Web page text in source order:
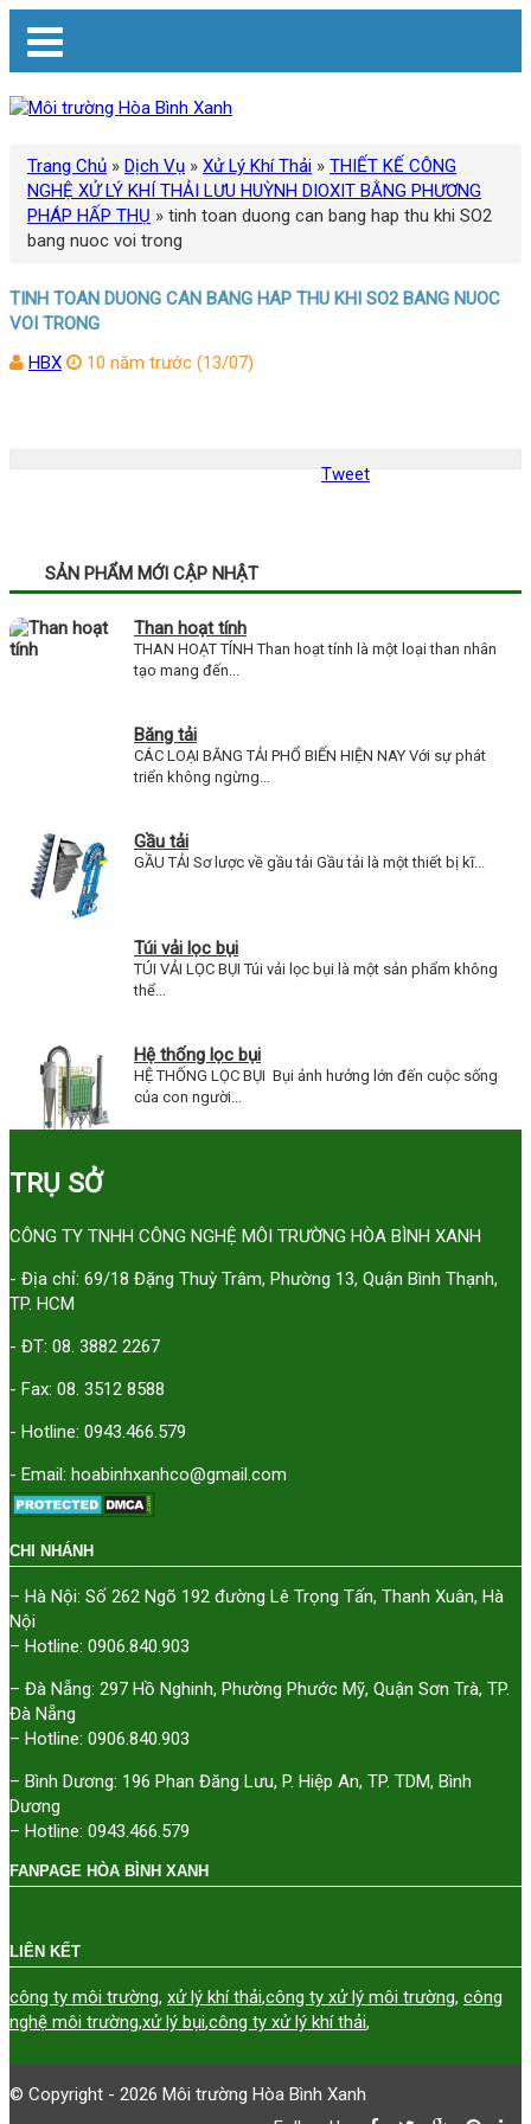
Trang Chủ » Dịch Vụ » Xử Lý Khí Thải » THIẾT KẾ CÔNG
NGHỆ XỬ LÝ KHÍ THẢI LƯU HUỲNH DIOXIT BẰNG PHƯƠNG
PHÁP HẤP THỤ » tinh toan duong can bang hap thu khi SO2
bang nuoc voi trong
TINH TOAN DUONG CAN BANG HAP THU KHI SO2 BANG NUOC
VOI TRONG
HBX
10 năm trước (13/07)
Tweet
SẢN PHẨM MỚI CẬP NHẬT
Than hoạt tính
THAN HOẠT TÍNH Than hoạt tính là một loại than nhân
tạo mang đến...
Băng tải
CÁC LOẠI BĂNG TẢI PHỔ BIẾN HIỆN NAY Với sự phát
triển không ngừng...
Gầu tải
GẦU TẢI Sơ lược về gầu tải Gầu tải là một thiết bị kĩ...
Túi vải lọc bụi
TÚI VẢI LỌC BỤI Túi vải lọc bụi là một sản phẩm không
thể...
Hệ thống lọc bụi
HỆ THỐNG LỌC BỤI Bụi ảnh hưởng lớn đến cuộc sống
của con người...
TRỤ SỞ
CÔNG TY TNHH CÔNG NGHỆ MÔI TRƯỜNG HÒA BÌNH XANH
- Địa chỉ: 69/18 Đặng Thuỳ Trâm, Phường 13, Quận Bình Thạnh,
TP. HCM
- ĐT: 08. 3882 2267
- Fax: 08. 3512 8588
- Hotline: 0943.466.579
- Email: hoabinhxanhco@gmail.com
CHI NHÁNH
– Hà Nội: Số 262 Ngõ 192 đường Lê Trọng Tấn, Thanh Xuân, Hà
Nội
– Hotline: 0906.840.903
– Đà Nẵng: 297 Hồ Nghinh, Phường Phước Mỹ, Quận Sơn Trà, TP.
Đà Nẵng
– Hotline: 0906.840.903
– Bình Dương: 196 Phan Đăng Lưu, P. Hiệp An, TP. TDM, Bình
Dương
– Hotline: 0943.466.579
FANPAGE HÒA BÌNH XANH
LIÊN KẾT
công ty môi trường, xử lý khí thải,công ty xử lý môi trường, công
nghệ môi trường,xử lý bụi,công ty xử lý khí thải,
© Copyright - 2026 Môi trường Hòa Bình Xanh